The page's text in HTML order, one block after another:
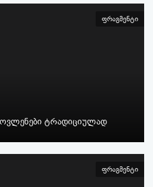
ფრაგმენტი
ტრადიციულად
ფრაგმენტი